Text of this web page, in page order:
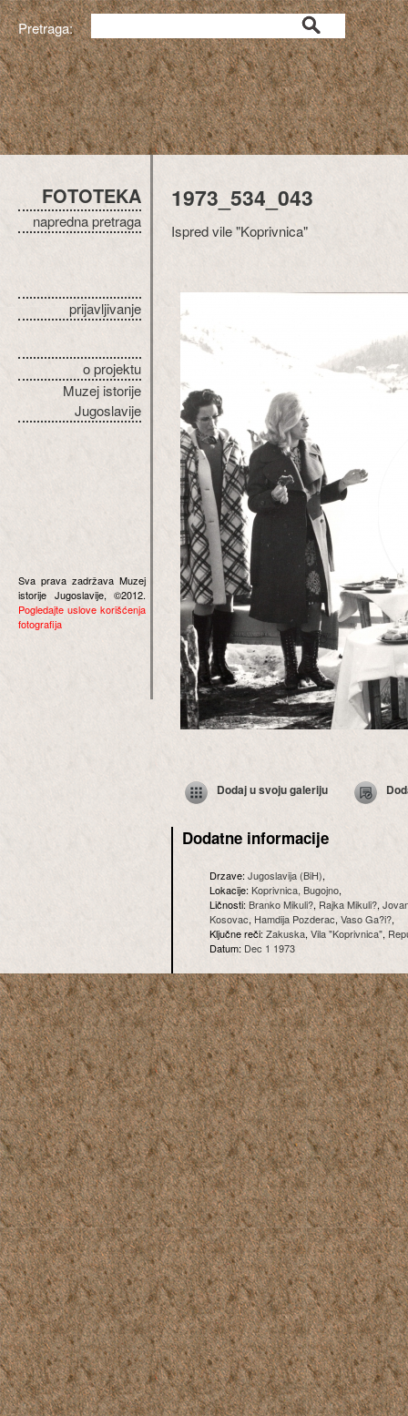
Pretraga:
FOTOTEKA
napredna pretraga
prijavljivanje
o projektu
Muzej istorije
Jugoslavije
Sva prava zadržava Muzej
istorije Jugoslavije, ©2012.
Pogledajte uslove korišćenja
fotografija
1973_534_043
Ispred vile "Koprivnica"
Dodaj u svoju galeriju
Dodatne informacije
Drzave:Jugoslavija (BiH),
Lokacije:Koprivnica, Bugojno,
Ličnosti:Branko Mikuli?, Rajka Mikuli?,
Kosovac, Hamdija Pozderac, Vaso Ga?i?,
Ključne reči:Zakuska, Vila "Koprivnica",
Datum: Dec 1 1973